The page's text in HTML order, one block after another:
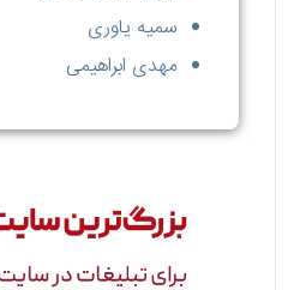
سمیه یاوری
مهدی ابراهیمی